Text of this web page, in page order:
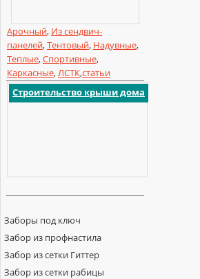
Арочный, Из сендвич-
панелей,Тентовый, Надувные,
Теплые,Спортивные,
Каркасные,ЛСТК,статьи
Строительство крыши дома
Заборы под ключ
Забор из профнастила
Забор из сетки Гиттер
Забор из сетки рабицы